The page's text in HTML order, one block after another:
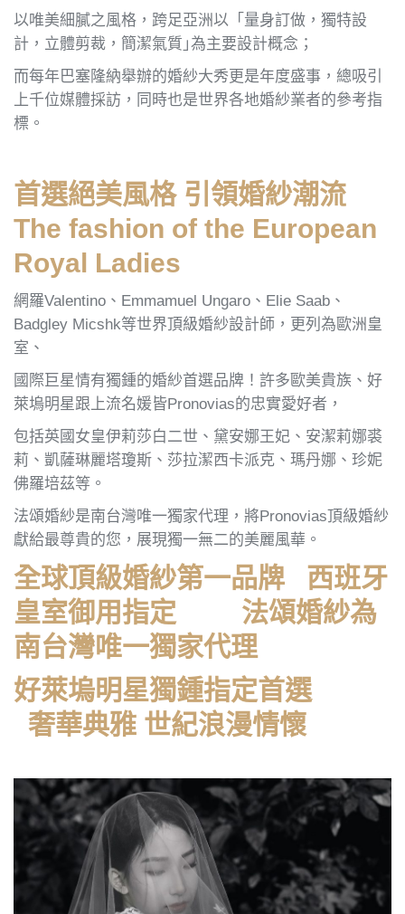
以唯美細膩之風格，跨足亞洲以「量身訂做，獨特設
計，立體剪裁，簡潔氣質｣為主要設計概念；
而每年巴塞隆納舉辦的婚紗大秀更是年度盛事，總吸引
上千位媒體採訪，同時也是世界各地婚紗業者的參考指
標。
首選絕美風格 引領婚紗潮流
The fashion of the European
Royal Ladies
網羅Valentino、Emmamuel Ungaro、Elie Saab、
Badgley Micshk等世界頂級婚紗設計師，更列為歐洲皇
室、
國際巨星情有獨鍾的婚紗首選品牌！許多歐美貴族、好
萊塢明星跟上流名媛皆Pronovias的忠實愛好者，
包括英國女皇伊莉莎白二世、黛安娜王妃、安潔莉娜裘
莉、凱薩琳麗塔瓊斯、莎拉潔西卡派克、瑪丹娜、珍妮
佛羅培茲等。
法頌婚紗是南台灣唯一獨家代理，將Pronovias頂級婚紗
獻給最尊貴的您，展現獨一無二的美麗風華。
全球頂級婚紗第一品牌 西班牙
皇室御用指定 法頌婚紗為
南台灣唯一獨家代理
好萊塢明星獨鍾指定首選
奢華典雅 世紀浪漫情懷